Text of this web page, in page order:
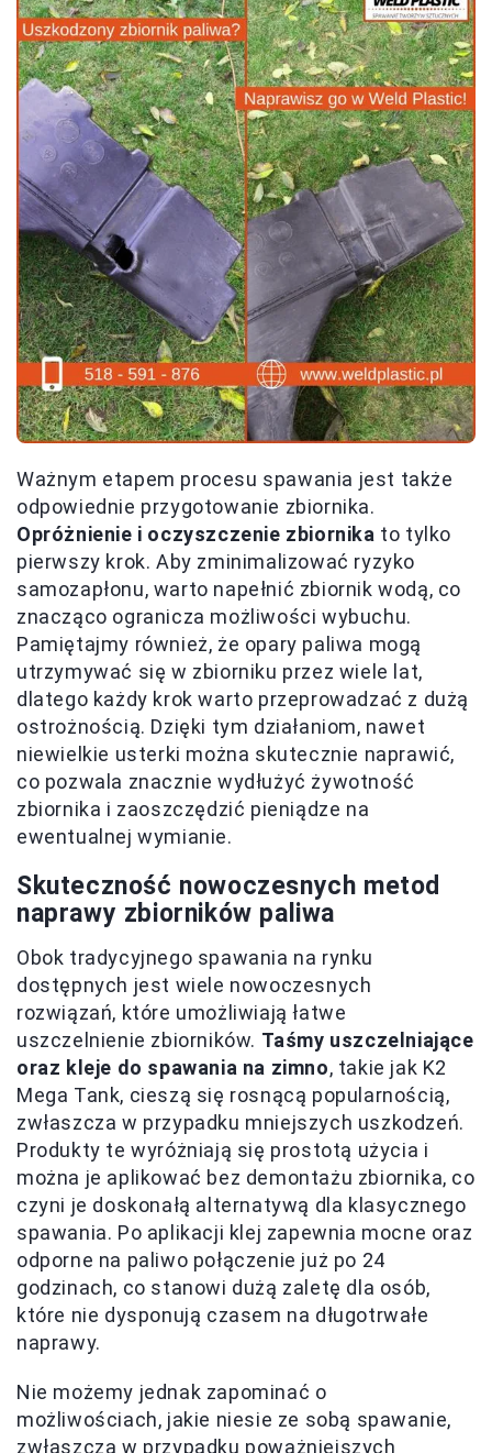
Ważnym etapem procesu spawania jest także
odpowiednie przygotowanie zbiornika.
Opróżnienie i oczyszczenie zbiornika to tylko
pierwszy krok. Aby zminimalizować ryzyko
samozapłonu, warto napełnić zbiornik wodą, co
znacząco ogranicza możliwości wybuchu.
Pamiętajmy również, że opary paliwa mogą
utrzymywać się w zbiorniku przez wiele lat,
dlatego każdy krok warto przeprowadzać z dużą
ostrożnością. Dzięki tym działaniom, nawet
niewielkie usterki można skutecznie naprawić,
co pozwala znacznie wydłużyć żywotność
zbiornika i zaoszczędzić pieniądze na
ewentualnej wymianie.
Skuteczność nowoczesnych metod
naprawy zbiorników paliwa
Obok tradycyjnego spawania na rynku
dostępnych jest wiele nowoczesnych
rozwiązań, które umożliwiają łatwe
uszczelnienie zbiorników. Taśmy uszczelniające
oraz kleje do spawania na zimno, takie jak K2
Mega Tank, cieszą się rosnącą popularnością,
zwłaszcza w przypadku mniejszych uszkodzeń.
Produkty te wyróżniają się prostotą użycia i
można je aplikować bez demontażu zbiornika, co
czyni je doskonałą alternatywą dla klasycznego
spawania. Po aplikacji klej zapewnia mocne oraz
odporne na paliwo połączenie już po 24
godzinach, co stanowi dużą zaletę dla osób,
które nie dysponują czasem na długotrwałe
naprawy.
Nie możemy jednak zapominać o
możliwościach, jakie niesie ze sobą spawanie,
zwłaszcza w przypadku poważniejszych